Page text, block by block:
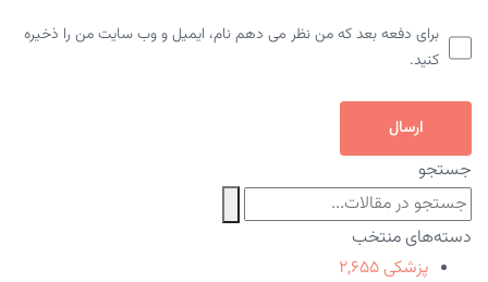
برای دفعه بعد که من نظر می دهم نام، ایمیل و وب سایت من را ذخیره
کنید.
ارسال
جستجو
دسته‌های منتخب
پزشکی ۲,۶۵۵